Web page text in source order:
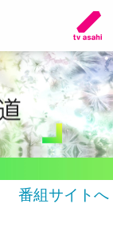
番組サイトへ